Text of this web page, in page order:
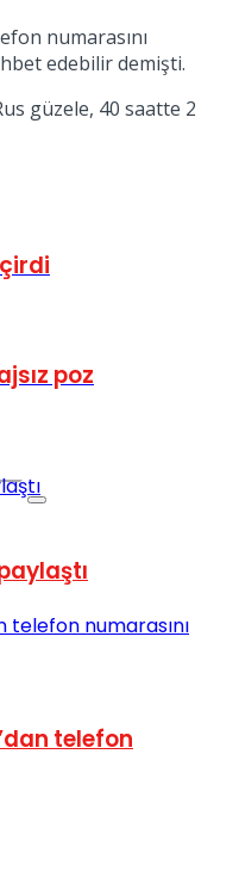
numarasını
edebilir demişti.
güzele, 40 saatte 2
poz
telefon